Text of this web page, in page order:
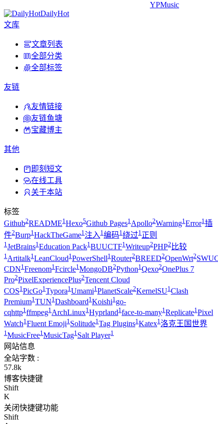
YPMusic
DailyHot
文库
文章列表
全部分类
全部标签
友链
友情链接
友链鱼塘
宝藏博主
其他
即刻短文
在线工具
关于本站
标签
Github2README1 Hexo5Github Pages1 Apollo2Warning1 Error1 插
件2Burp1 HackTheGame1 注入 1 编码1 绕过1 正则
1 JetBrains1 Education Pack1 BUUCTF1 Writeup2PHP2 比较
1 Artitalk1 LeanCloud1 PowerShell1 Router2BREED2OpenWrt2
CDN1 Freenom1 Fcircle1 MongoDB2Python1 Qexo2OnePlus 7
Pro2PixelExperiencePlus2Tencent Cloud
COS1 PicGo1 Typora1 Umami1 PlanetScale2KernelSU1 Clash
Premium1 TUN1 Dashboard1 Koishi1 go-
cqhttp1 ffmpeg1 ArchLinux1 Hyprland1 face-to-many1 Replicate1 Pixel
Watch1 Fluent Emoji1 Solitude1 Tag Plugins1 Katex1 洛克王国世界
1 MusicFree1 MusicTag1 Salt Player1
网站信息
全站字数 :
57.8k
博客快捷键
Shift
K
关闭快捷键功能
Shift